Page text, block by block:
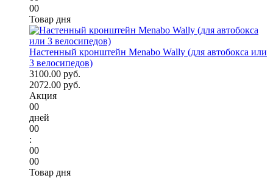
00
Товар дня
Настенный кронштейн Menabo Wally (для автобокса или
3 велосипедов)
3100.00 руб.
2072.00 руб.
Акция
00
дней
00
:
00
00
Товар дня